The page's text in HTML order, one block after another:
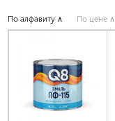
По алфавиту ∧ По цене ∧